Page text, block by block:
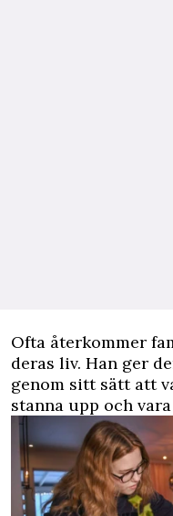
Ofta återkommer
deras liv. Han ger
genom sitt sätt att
stanna upp och